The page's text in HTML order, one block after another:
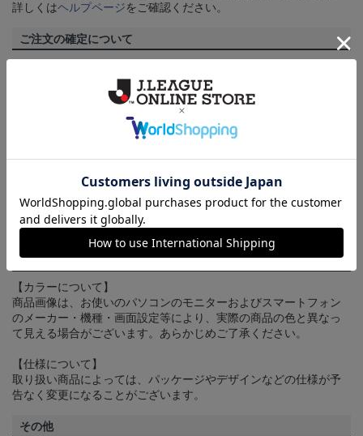
詳しくはヘルプページをご確認ください。
ご注文の確定について
にご購入手続きをお済ませください。
3,980円（税込）以上のご注文は全国一律送料無料です。詳しくは
配送方法について
一部商品はメール便でのお届けとなる場合がございます。詳しく
はヘルプページをご確認ください。
商品について
【カラーについて】
商品画像は、お使いのパソコンのモニターおよびスマートフォン
のメーカー・機種・画面設定等により、実際の商品の色と異なっ
て見える場合がございます。あらかじめご了承ください。
【仕様について】
取り扱い商品によっては、パッケージやデザインなどの仕様が予
告なく変更になることがございます。
その他